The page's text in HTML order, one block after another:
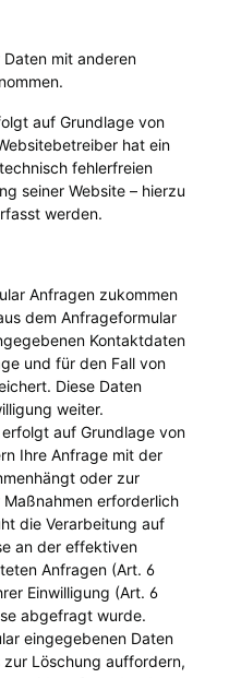
Daten mit anderen
auf Grundlage von
hat ein
fehlerfreien
seiner Website – hierzu
werden.
Anfragen zukommen
dem Anfrageformular
Kontaktdaten
und für den Fall von
Diese Daten
weiter.
auf Grundlage von
Ihre Anfrage mit der
oder zur
erforderlich
die Verarbeitung auf
an der effektiven
Anfragen (Art. 6
Einwilligung (Art. 6
abgefragt wurde.
eingegebenen Daten
Löschung auffordern,